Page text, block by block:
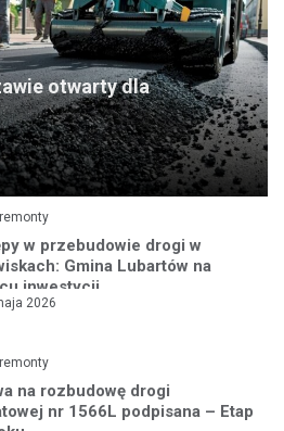
otwarty dla
w przebudowie drogi w
Gmina Lubartów na
inwestycji
2026
na rozbudowę drogi
nr 1566L podpisana – Etap